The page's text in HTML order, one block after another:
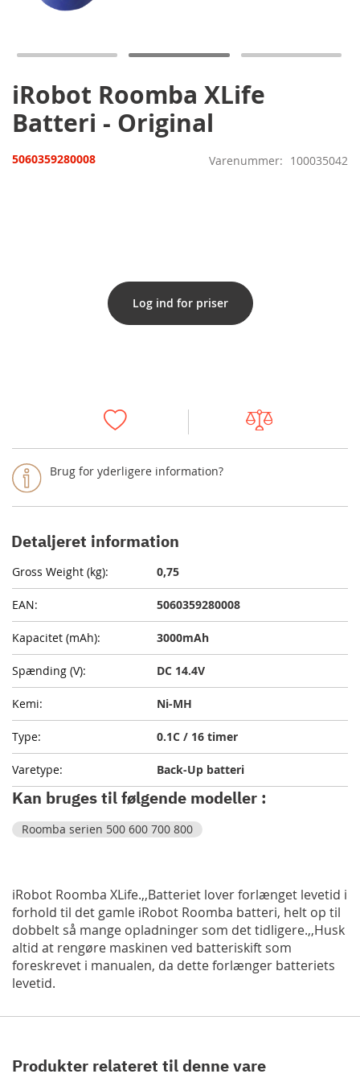
iRobot Roomba XLife
Batteri - Original
Brug for yderligere information?
5060359280008 Varenummer 100035042
Log ind for priser
billedgalleriet
Detaljeret information
0,75
5060359280008
3000mAh
DC 14.4V
Ni-MH
0.1C / 16 timer
Back-Up batteri
Kan bruges til følgende modeller :
Roomba serien 500 600 700 800
iRobot Roomba XLife.,,Batteriet lover forlænget levetid i
forhold til det gamle iRobot Roomba batteri, helt op til
dobbelt så mange opladninger som det tidligere.,,Husk
altid at rengøre maskinen ved batteriskift som
foreskrevet i manualen, da dette forlænger batteriets
levetid.
Produkter relateret til denne vare